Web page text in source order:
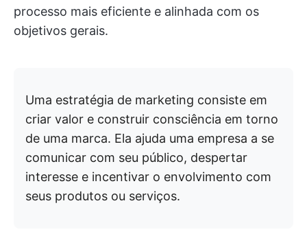
processo mais eficiente e alinhada com os
objetivos gerais.
Uma estratégia de marketing consiste em
criar valor e construir consciência em torno
de uma marca. Ela ajuda uma empresa a se
comunicar com seu público, despertar
interesse e incentivar o envolvimento com
seus produtos ou serviços.